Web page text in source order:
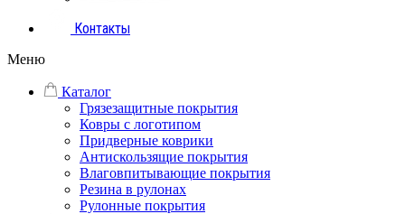
Контакты
Меню
Каталог
Грязезащитные покрытия
Ковры с логотипом
Придверные коврики
Антискользящие покрытия
Влаговпитывающие покрытия
Резина в рулонах
Рулонные покрытия